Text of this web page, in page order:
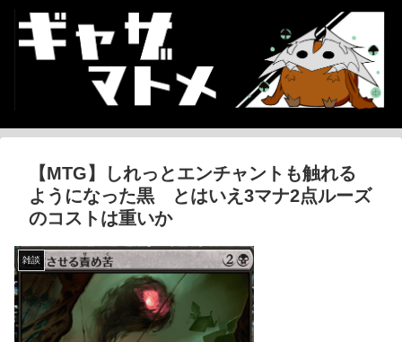
【MTG】しれっとエンチャントも触れる
ようになった黒 とはいえ3マナ2点ルーズ
のコストは重いか
雑談